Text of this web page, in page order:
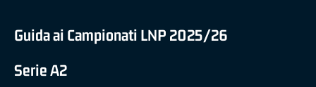
Guida ai Campionati LNP 2025/26
Serie A2